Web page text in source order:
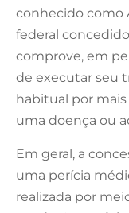
conhecido como
federal
comprove, em
de executar seu
habitual por mais
uma doença ou
Em geral, a
uma perícia
realizada por